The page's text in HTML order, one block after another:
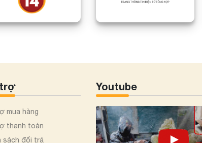
mua hàng
thanh toán
sách đổi trả
Youtube